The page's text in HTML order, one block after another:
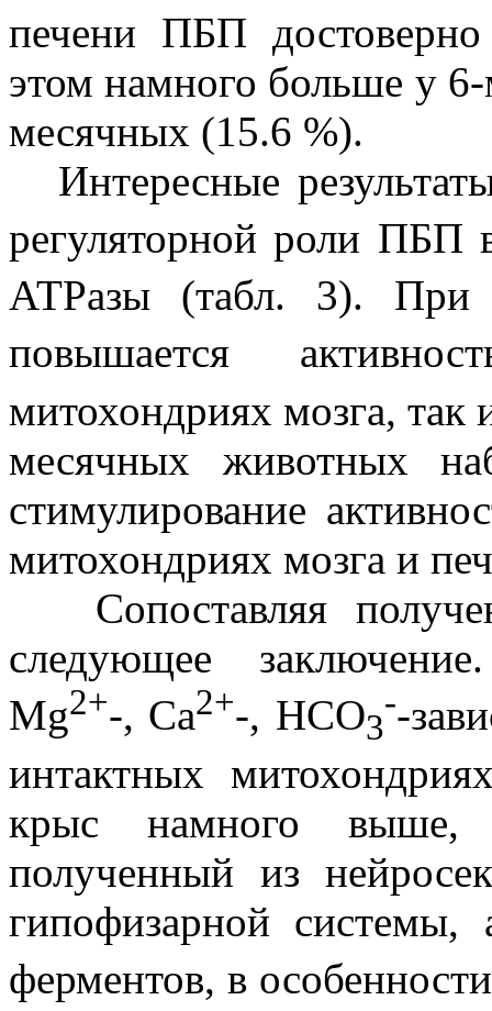
печени ПБП достоверно
этом намного больше у
месячных (15.6 %).
Интересные
регуляторной роли ПБП
АТРазы (табл. 3). При
повышается
митохондриях мозга,
месячных животных
стимулирование
митохондриях мозга и
Сопоставляя
следующее
Mg2+-, Ca2+-, HCO3
--
интактных
крыс намного
полученный из
гипофизарной системы,
ферментов, в